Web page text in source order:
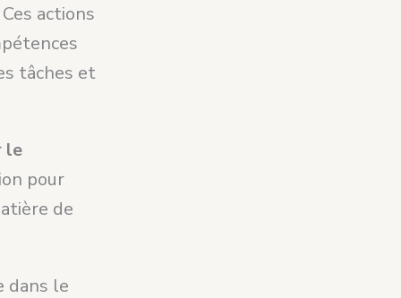
Ces actions
tâches et
le
pour
de
dans le